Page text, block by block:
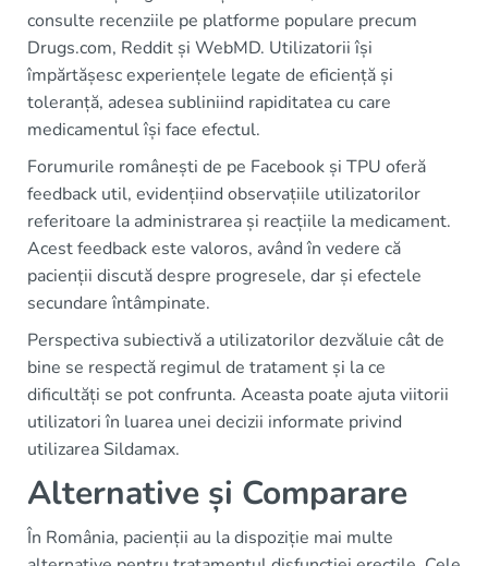
consulte recenziile pe platforme populare precum
Drugs.com, Reddit și WebMD. Utilizatorii își
împărtășesc experiențele legate de eficiență și
toleranță, adesea subliniind rapiditatea cu care
medicamentul își face efectul.
Forumurile românești de pe Facebook și TPU oferă
feedback util, evidențiind observațiile utilizatorilor
referitoare la administrarea și reacțiile la medicament.
Acest feedback este valoros, având în vedere că
pacienții discută despre progresele, dar și efectele
secundare întâmpinate.
Perspectiva subiectivă a utilizatorilor dezvăluie cât de
bine se respectă regimul de tratament și la ce
dificultăți se pot confrunta. Aceasta poate ajuta viitorii
utilizatori în luarea unei decizii informate privind
utilizarea Sildamax.
Alternative și Comparare
În România, pacienții au la dispoziție mai multe